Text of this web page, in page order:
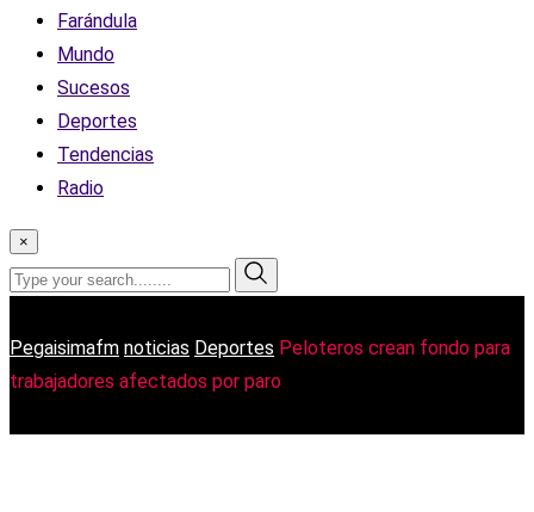
Farándula
Mundo
Sucesos
Deportes
Tendencias
Radio
×
Pegaisimafm noticias Deportes Peloteros crean fondo para
trabajadores afectados por paro